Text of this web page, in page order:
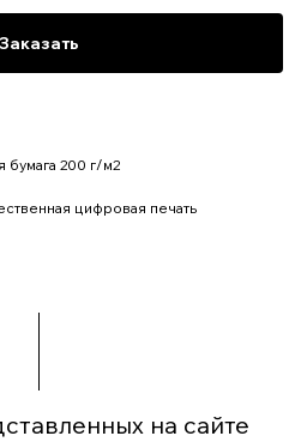
Заказать
бумага 200 г/м2
цифровая печать
на сайте